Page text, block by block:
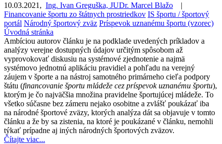
10.03.2021 , Ing. Ivan Greguška, JUDr. Marcel Blažo |
Financovanie športu zo štátnych prostriedkov IS športu / športový
portál Národný športový zväz Príspevok uznanému športu (vzorec)
Úvodná stránka
Ambíciou autorov článku je na podklade uvedených príkladov a
analýzy verejne dostupných údajov určitým spôsobom až
vyprovokovať diskusiu na systémové zjednotenie a najmä
systémovo jednotnú aplikáciu pravidiel a pohľadu na verejný
záujem v športe a na nástroj samotného primárneho cieľa podpory
štátu (financovanie športu mládeže cez príspevok uznanému športu),
ktorým je čo najväčšia množina pravidelne športujúcej mládeže. To
všetko súčasne bez zámeru nejako osobitne a zvlášť poukázať iba
na národné športové zväzy, ktorých analýza dát sa objavuje v tomto
článku a že by sa zistenia, na ktoré je poukázané v článku, nemohli
týkať prípadne aj iných národných športových zväzov.
Čítajte viac...